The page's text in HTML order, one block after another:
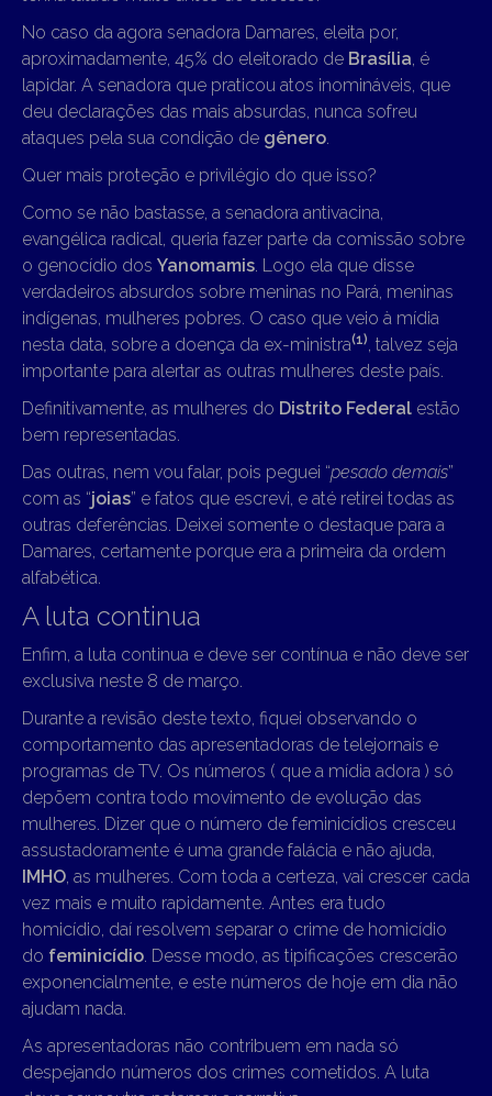
No caso da agora senadora Damares, eleita por,
aproximadamente, 45% do eleitorado de Brasília , é
lapidar. A senadora que praticou atos inomináveis, que
deu declarações das mais absurdas, nunca sofreu
ataques pela sua condição de gênero
Quer mais proteção e privilégio do que isso?
Como se não bastasse, a senadora antivacina,
evangélica radical, queria fazer parte da comissão sobre
o genocídio dos Yanomamis . Logo ela que disse
verdadeiros absurdos sobre meninas no Pará, meninas
indígenas, mulheres pobres. O caso que veio à mídia
nesta data, sobre a doença da ex-ministra(1) , talvez seja
importante para alertar as outras mulheres deste país.
Definitivamente, as mulheres do Distrito Federal estão
bem representadas.
Das outras, nem vou falar, pois peguei “pesado demais”
com as “joias” e fatos que escrevi, e até retirei todas as
outras deferências. Deixei somente o destaque para a
Damares, certamente porque era a primeira da ordem
alfabética.
A luta continua
Enfim, a luta continua e deve ser contínua e não deve ser
exclusiva neste 8 de março.
Durante a revisão deste texto, fiquei observando o
comportamento das apresentadoras de telejornais e
programas de TV. Os números ( que a mídia adora ) só
depõem contra todo movimento de evolução das
mulheres. Dizer que o número de feminicídios cresceu
assustadoramente é uma grande falácia e não ajuda,
IMHO , as mulheres. Com toda a certeza, vai crescer cada
vez mais e muito rapidamente. Antes era tudo
homicídio, daí resolvem separar o crime de homicídio
do feminicídio . Desse modo, as tipificações crescerão
exponencialmente, e este números de hoje em dia não
ajudam nada.
As apresentadoras não contribuem em nada só
despejando números dos crimes cometidos. A luta